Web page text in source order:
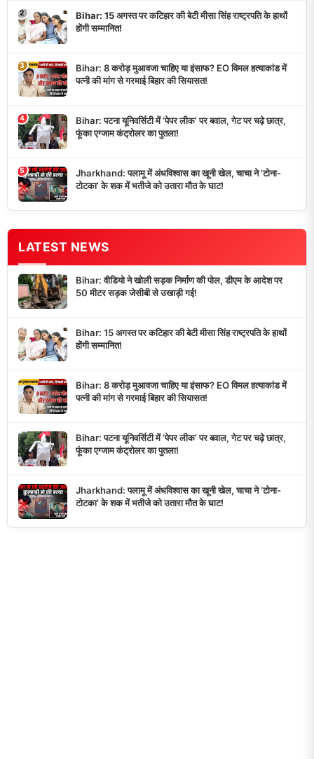
2
Bihar: 15 अगस्त पर कटिहार की बेटी मीसा सिंह राष्ट्रपति के हाथों
होंगी सम्मानित!
3
Bihar: 8 करोड़ मुआवजा चाहिए या इंसाफ? EO विमल हत्याकांड में
पत्नी की मांग से गरमाई बिहार की सियासत!
4
Bihar: पटना यूनिवर्सिटी में ‘पेपर लीक’ पर बवाल, गेट पर चढ़े छात्र,
फूंका एग्जाम कंट्रोलर का पुतला!
5
Jharkhand: पलामू में अंधविश्वास का खूनी खेल, चाचा ने ‘टोना-
टोटका’ के शक में भतीजे को उतारा मौत के घाट!
LATEST NEWS
Bihar: वीडियो ने खोली सड़क निर्माण की पोल, डीएम के आदेश पर
50 मीटर सड़क जेसीबी से उखाड़ी गई!
Bihar: 15 अगस्त पर कटिहार की बेटी मीसा सिंह राष्ट्रपति के हाथों
होंगी सम्मानित!
Bihar: 8 करोड़ मुआवजा चाहिए या इंसाफ? EO विमल हत्याकांड में
पत्नी की मांग से गरमाई बिहार की सियासत!
Bihar: पटना यूनिवर्सिटी में ‘पेपर लीक’ पर बवाल, गेट पर चढ़े छात्र,
फूंका एग्जाम कंट्रोलर का पुतला!
Jharkhand: पलामू में अंधविश्वास का खूनी खेल, चाचा ने ‘टोना-
टोटका’ के शक में भतीजे को उतारा मौत के घाट!